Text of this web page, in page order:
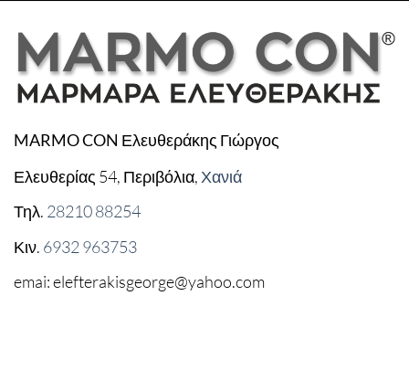
MARMO CON Ελευθεράκης Γιώργος
Ελευθερίας 54, Περιβόλια, Χανιά
Τηλ. 28210 88254
Κιν. 6932 963753
emai: elefterakisgeorge@yahoo.com